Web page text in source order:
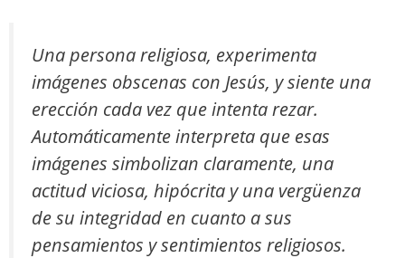
Una persona religiosa, experimenta
imágenes obscenas con Jesús, y siente una
erección cada vez que intenta rezar.
Automáticamente interpreta que esas
imágenes simbolizan claramente, una
actitud viciosa, hipócrita y una vergüenza
de su integridad en cuanto a sus
pensamientos y sentimientos religiosos.